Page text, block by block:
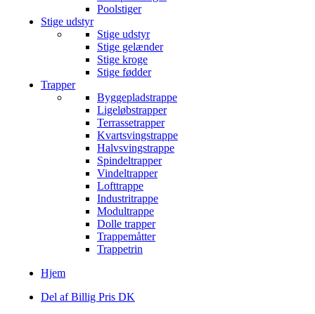
Poolstiger
Stige udstyr
Stige udstyr
Stige gelænder
Stige kroge
Stige fødder
Trapper
Byggepladstrappe
Ligeløbstrapper
Terrassetrapper
Kvartsvingstrappe
Halvsvingstrappe
Spindeltrapper
Vindeltrapper
Lofttrappe
Industritrappe
Modultrappe
Dolle trapper
Trappemåtter
Trappetrin
Hjem
Del af Billig Pris DK